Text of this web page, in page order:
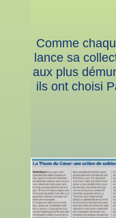
Comme
lance sa
aux plus
ils ont choisi